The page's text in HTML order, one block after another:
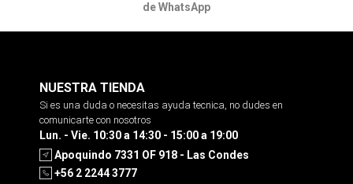
de WhatsApp
NUESTRA TIENDA
Si es una duda o necesitas ayuda tecnica, no dudes en
comunicarte con nosotros
Lun. - Vie. 10:30 a 14:30 - 15:00 a 19:00
Apoquindo 7331 OF 918 - Las Condes
+56 2 2244 3777